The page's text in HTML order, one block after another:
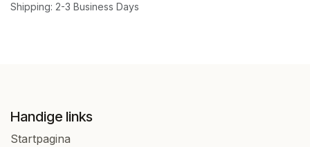
Shipping: 2-3 Business Days
Handige links
Startpagina